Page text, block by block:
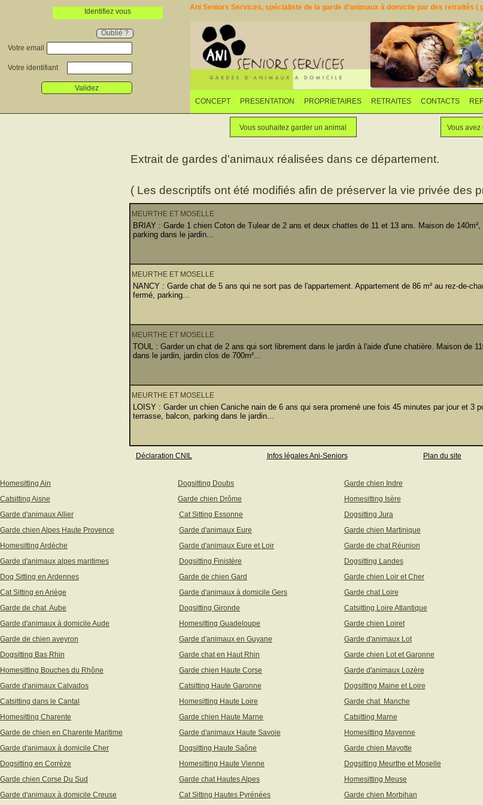
Identifiez vous
Oublié ?
Votre email
Votre identifiant
Validez
Ani Seniors Services, spécialiste de la garde d'animaux à domicile par des retraités
CONCEPT PRESENTATION PROPRIETAIRES
Faites garder votre animal
RETRAITES
Vous souhaitez garder un animal
CONTACTS
Vous souhaitez garder un animal Vous
Extrait de gardes d'animaux réalisées dans ce département.
( Les descriptifs ont été modifiés afin de préserver la vie privée des
MEURTHE ET MOSELLE
BRIAY : Garde 1 chien Coton de Tulear de 2 ans et deux chattes de 11 et 13 ans. Maison de
parking dans le jardin...
MEURTHE ET MOSELLE
NANCY : Garde chat de 5 ans qui ne sort pas de l'appartement. Appartement de 86 m² au rez-de-
fermé, parking...
MEURTHE ET MOSELLE
TOUL : Garder un chat de 2 ans qui sort librement dans le jardin à l'aide d'une chatière. Maison de
dans le jardin, jardin clos de 700m²...
MEURTHE ET MOSELLE
LOISY : Garder un chien Caniche nain de 6 ans qui sera promené une fois 45 minutes par jour et 3
terrasse, balcon, parking dans le jardin...
Déclaration CNIL Infos légales Ani-Seniors Plan du site
Homesitting Ain Dogsitting Doubs Garde chien Indre
Catsitting Aisne
Garde chien Drôme Homesitting Isère
Garde d'animaux Allier
Cat Sitting Essonne Dogsitting Jura
Garde chien Alpes Haute Provence
Garde d'animaux Eure Garde chien Martinique
Homesitting Ardèche
Garde d'animaux Eure et Loir Garde de chat Réunion
Garde d'animaux alpes maritimes
Dogsitting Finistère Dogsitting Landes
Dog Sitting en Ardennes
Garde de chien Gard Garde chien Loir et Cher
Cat Sitting en Ariège
Garde d'animaux à domicile Gers Garde chat Loire
Garde de chat Aube
Dogsitting Gironde Catsitting Loire Atlantique
Garde d'animaux à domicile Aude
Homesitting Guadeloupe Garde chien Loiret
Garde de chien aveyron
Garde d'animaux en Guyane Garde d'animaux Lot
Dogsitting Bas Rhin
Garde chat en Haut Rhin Garde chien Lot et Garonne
Homesitting Bouches du Rhône
Garde chien Haute Corse Garde d'animaux Lozère
Garde d'animaux Calvados
Catsitting Haute Garonne Dogsitting Maine et Loire
Catsitting dans le Cantal
Homesitting Haute Loire Garde chat Manche
Homesitting Charente
Garde chien Haute Marne Catsitting Marne
Garde de chien en Charente Maritime
Garde d'animaux Haute Savoie Homesitting Mayenne
Garde d'animaux à domicile Cher
Dogsitting Haute Saône Garde chien Mayotte
Dogsitting en Corrèze
Homesitting Haute Vienne Dogsitting Meurthe et Moselle
Garde chien Corse Du Sud
Garde chat Hautes Alpes Homesitting Meuse
Garde d'animaux à domicile Creuse
Cat Sitting Hautes Pyrénées Garde chien Morbihan